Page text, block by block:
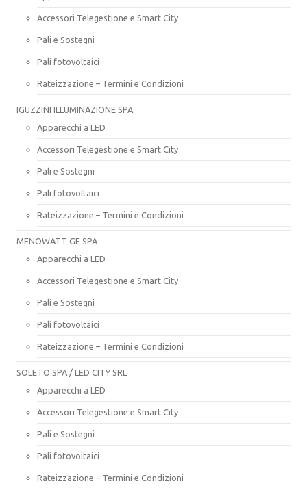
Accessori Telegestione e Smart City
Pali e Sostegni
Pali fotovoltaici
Rateizzazione – Termini e Condizioni
IGUZZINI ILLUMINAZIONE SPA
Apparecchi a LED
Accessori Telegestione e Smart City
Pali e Sostegni
Pali fotovoltaici
Rateizzazione – Termini e Condizioni
MENOWATT GE SPA
Apparecchi a LED
Accessori Telegestione e Smart City
Pali e Sostegni
Pali fotovoltaici
Rateizzazione – Termini e Condizioni
SOLETO SPA / LED CITY SRL
Apparecchi a LED
Accessori Telegestione e Smart City
Pali e Sostegni
Pali fotovoltaici
Rateizzazione – Termini e Condizioni